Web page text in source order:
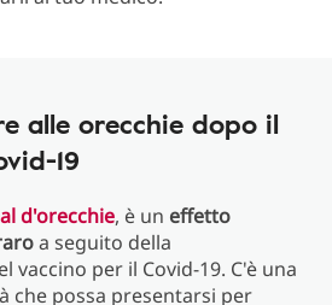
alle orecchie dopo il
19
d'orecchie, è un effetto
a seguito della
vaccino per il Covid-19. C'è una
che possa presentarsi per